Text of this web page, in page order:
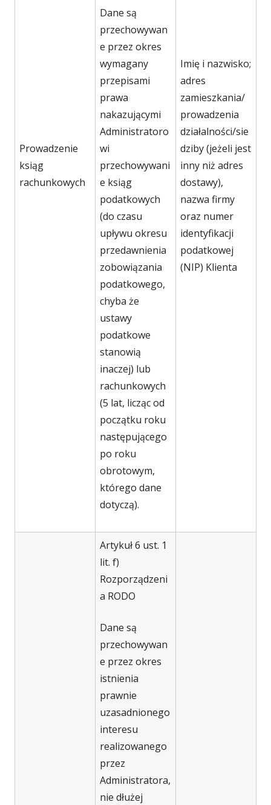
Prowadzenie
ksiąg
rachunkowych
Dane są
przechowywan
e przez okres
wymagany
przepisami
prawa
nakazującymi
Administratoro
wi
przechowywani
e ksiąg
podatkowych
(do czasu
upływu okresu
przedawnienia
zobowiązania
podatkowego,
chyba że
ustawy
podatkowe
stanowią
inaczej) lub
rachunkowych
(5 lat, licząc od
początku roku
następującego
po roku
obrotowym,
którego dane
dotyczą).
Imię i nazwisko;
adres
zamieszkania/
prowadzenia
działalności/sie
dziby (jeżeli jest
inny niż adres
dostawy),
nazwa firmy
oraz numer
identyfikacji
podatkowej
(NIP) Klienta
Artykuł 6 ust. 1
lit. f)
Rozporządzeni
a RODO
Dane są
przechowywan
e przez okres
istnienia
prawnie
uzasadnionego
interesu
realizowanego
przez
Administratora,
nie dłużej